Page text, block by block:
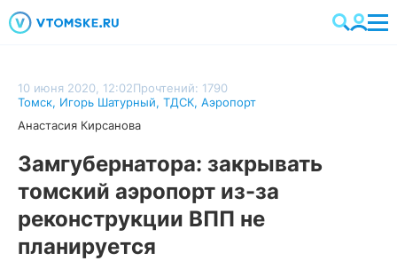
10 июня 2020, 12:02Прочтений: 1790
Томск, Игорь Шатурный, ТДСК, Аэропорт
Анастасия Кирсанова
Замгубернатора: закрывать
томский аэропорт из-за
реконструкции ВПП не
планируется